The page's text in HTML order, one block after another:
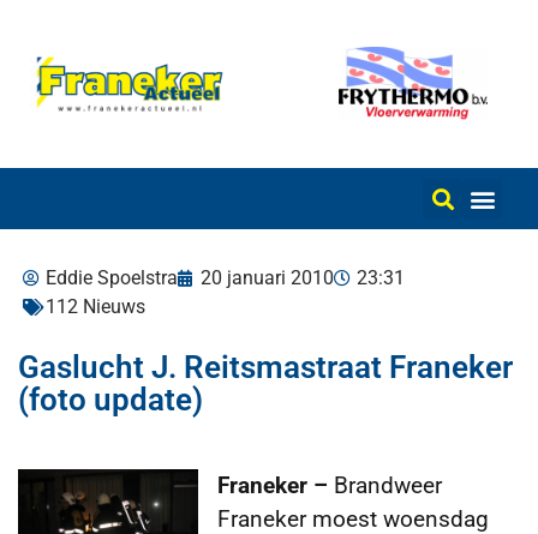
Eddie Spoelstra 20 januari 2010
23:31
112 Nieuws
Gaslucht J. Reitsmastraat Franeker
(foto update)
Franeker – Brandweer
Franeker moest woensdag